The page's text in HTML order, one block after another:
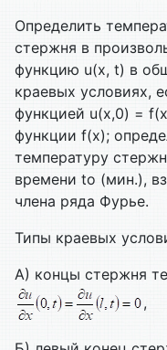
Определить
стержня в
функцию u(x, t) в
краевых условиях,
функцией u(x,0) =
функции f(x);
температуру
времени to (мин.),
члена ряда Фурье.
Типы краевых
А) концы стержня
,